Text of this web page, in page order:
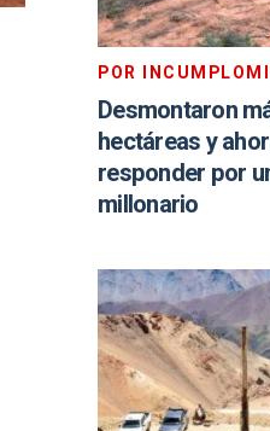
POR
Desmontaron
hectáreas y
responder por
millonario